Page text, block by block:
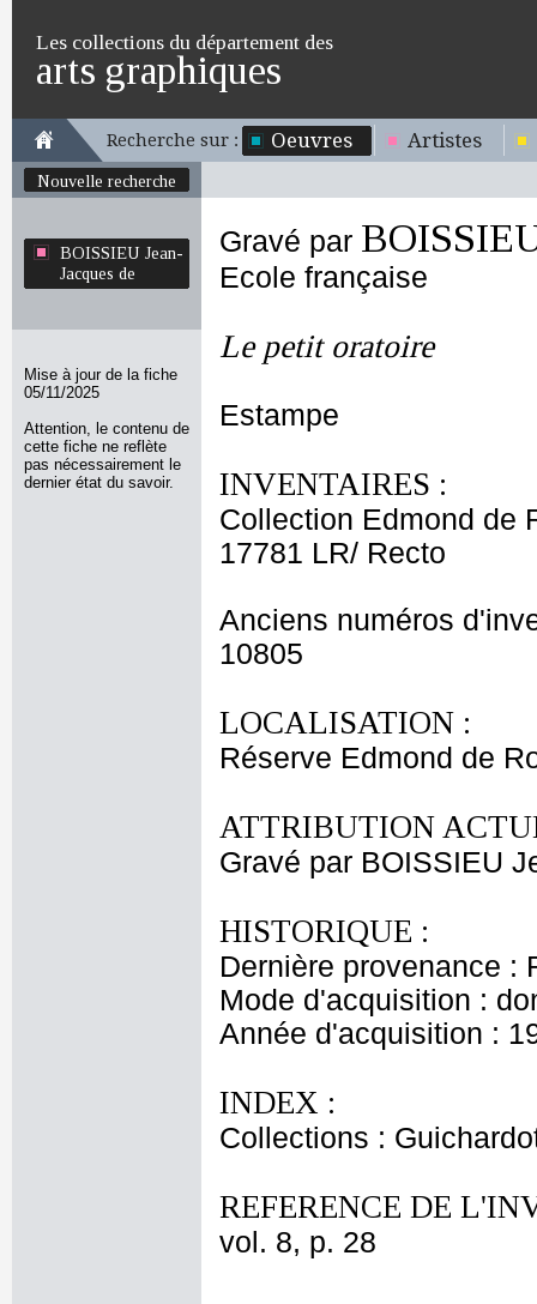
Les collections du département des
arts graphiques
Recherche sur : Oeuvres Artistes
Nouvelle recherche
BOISSIEU Jean-
Jacques de
Mise à jour de la fiche
05/11/2025
Attention, le contenu de
cette fiche ne reflète
pas nécessairement le
dernier état du savoir.
Gravé par
Ecole française
Le petit oratoire
Estampe
INVENTAIRES :
Collection Edmond de
17781 LR/ Recto
Anciens numéros
10805
LOCALISATION :
Réserve Edmond de
ATTRIBUTION
Gravé par BOISSIEU
HISTORIQUE :
Dernière provenance :
Mode d'acquisition :
Année d'acquisition :
INDEX :
Collections :
REFERENCE DE
vol. 8, p. 28